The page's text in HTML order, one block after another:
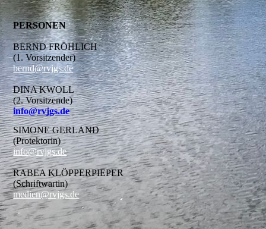
PERSONEN
BERND FRÖHLICH
(1. Vorsitzender)
bernd@rvjgs.de
DINA KWOLL
(2. Vorsitzende)
info@rvjgs.de
SIMONE GERLAND
(Protektorin)
info@rvjgs.de
RABEA KLÖPPERPIEPER
(Schriftwartin)
medien@rvjgs.de